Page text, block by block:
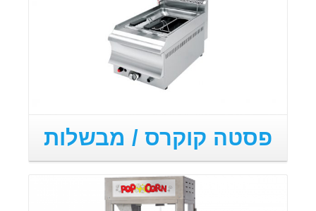
פסטה קוקרס / מבשלות